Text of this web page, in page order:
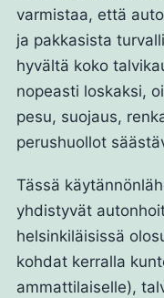
varmistaa, että
ja pakkasista
hyvältä koko
nopeasti loskaksi,
pesu, suojaus,
perushuollot
Tässä
yhdistyvät
helsinkiläisissä
kohdat kerralla
ammattilaiselle),